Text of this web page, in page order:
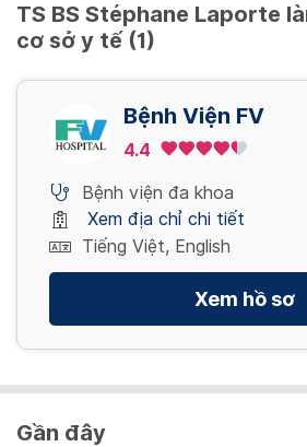
TS BS Stéphane Laporte
cơ sở y tế (1)
Bệnh Viện FV
4.4
Bệnh viện đa khoa
Xem địa chỉ chi tiết
Tiếng Việt, English
Xem hồ sơ
Gần đây